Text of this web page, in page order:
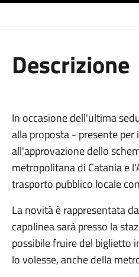
Descrizione
In occasione dell'ultima
alla proposta - presente
all'approvazione dello
metropolitana di Catania e
trasporto pubblico locale
La novità è rappresentata
capolinea sarà presso la
possibile fruire del biglietto
lo volesse, anche della